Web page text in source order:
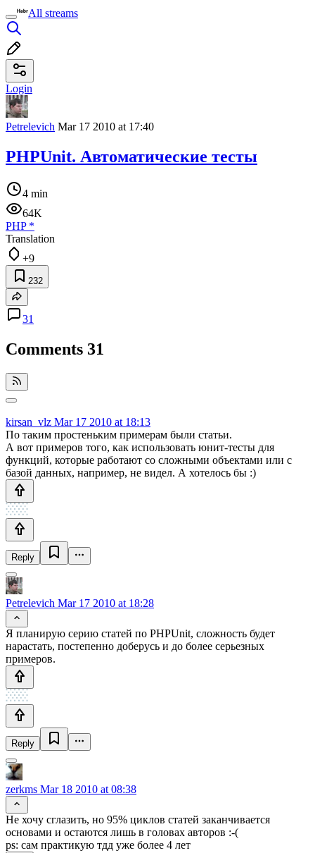
All streams
Login
Petrelevich Mar 17 2010 at 17:40
PHPUnit. Автоматические тесты
4 min
64K
PHP*
Translation
+9
232
31
Comments 31
kirsan_vlz Mar 17 2010 at 18:13
По таким простеньким примерам были статьи.
А вот примеров того, как использовать юнит-тесты для
функций, которые работают со сложными объектами или с
базой данных, например, не видел. А хотелось бы :)
Reply
Petrelevich Mar 17 2010 at 18:28
Я планирую серию статей по PHPUnit, сложность будет
нарастать, постепенно доберусь и до более серьезных
примеров.
Reply
zerkms Mar 18 2010 at 08:38
Не хочу сглазить, но 95% циклов статей заканчивается
основами и остаются лишь в головах авторов :-(
ps: сам практикую тдд уже более 4 лет